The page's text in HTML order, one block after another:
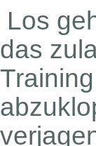
Los
das